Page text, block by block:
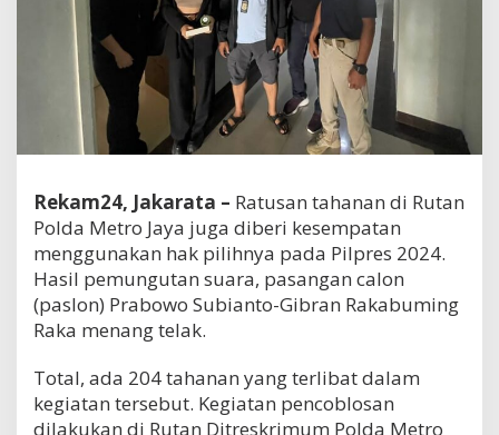
Rekam24, Jakarata – Ratusan tahanan di Rutan
Polda Metro Jaya juga diberi kesempatan
menggunakan hak pilihnya pada Pilpres 2024.
Hasil pemungutan suara, pasangan calon
(paslon) Prabowo Subianto-Gibran Rakabuming
Raka menang telak.
Total, ada 204 tahanan yang terlibat dalam
kegiatan tersebut. Kegiatan pencoblosan
dilakukan di Rutan Ditreskrimum Polda Metro